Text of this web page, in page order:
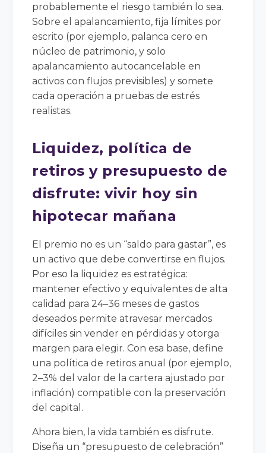
probablemente el riesgo también lo sea.
Sobre el apalancamiento, fija límites por
escrito (por ejemplo, palanca cero en
núcleo de patrimonio, y solo
apalancamiento autocancelable en
activos con flujos previsibles) y somete
cada operación a pruebas de estrés
realistas.
Liquidez, política de
retiros y presupuesto de
disfrute: vivir hoy sin
hipotecar mañana
El premio no es un “saldo para gastar”, es
un activo que debe convertirse en flujos.
Por eso la liquidez es estratégica:
mantener efectivo y equivalentes de alta
calidad para 24–36 meses de gastos
deseados permite atravesar mercados
difíciles sin vender en pérdidas y otorga
margen para elegir. Con esa base, define
una política de retiros anual (por ejemplo,
2–3% del valor de la cartera ajustado por
inflación) compatible con la preservación
del capital.
Ahora bien, la vida también es disfrute.
Diseña un “presupuesto de celebración”